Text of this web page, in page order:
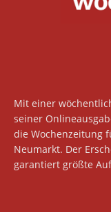
Mit einer
seiner
die Wochenzeitung
Neumarkt. Der
garantiert größte